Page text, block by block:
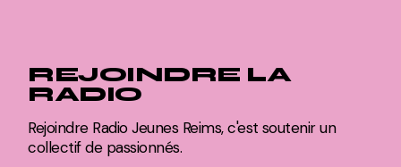
REJOINDRE LA
RADIO
Rejoindre Radio Jeunes Reims, c'est soutenir un
collectif de passionnés.